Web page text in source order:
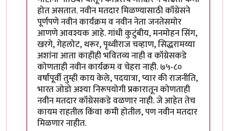
होत असतात. नवीन मतदार मिळण्यासाठी कॉंग्रेसने
पूर्णपणे नवीन कार्यक्रम व नवीन नेता जनतेसमोर
आणणे आवश्यक आहे. गांधी कुटुंबीय, मनमोहन सिंग,
खरगे, गेहलोट, थरूर, पृथ्वीराज चव्हाण, सिद्धरामय्या
अशांना आता काहीही भवितव्य नाही व कॉंग्रेसकडे
कोणताही नवीन कार्यक्रम व चेहरा नाही. ७५-८०
वर्षांपूर्वी तुम्ही काय केले, पदयात्रा, प्यार की राजनीति,
भारत जोडो अश्या निरूपयोगी प्रकारातून कोणताही
नवीन मतदार कॉंग्रेसकडे वळणार नाही. जे आहेत तेच
कायम राहतील किंवा कमी होतील, पण नवीन मतदार
मिळणार नाहीत.